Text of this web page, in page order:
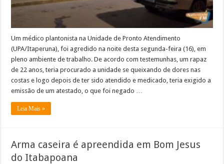
Um médico plantonista na Unidade de Pronto Atendimento
(UPA/Itaperuna), foi agredido na noite desta segunda-feira (16), em
pleno ambiente de trabalho. De acordo com testemunhas, um rapaz
de 22 anos, teria procurado a unidade se queixando de dores nas
costas e logo depois de ter sido atendido e medicado, teria exigido a
emissão de um atestado, o que foi negado …
Leia Mais »
Arma caseira é apreendida em Bom Jesus
do Itabapoana